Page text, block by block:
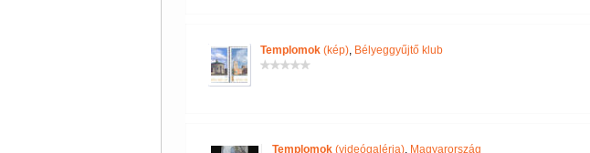
Templomok(kép), Bélyeggyűjtő klub
Templomok(videógaléria), Magyarország